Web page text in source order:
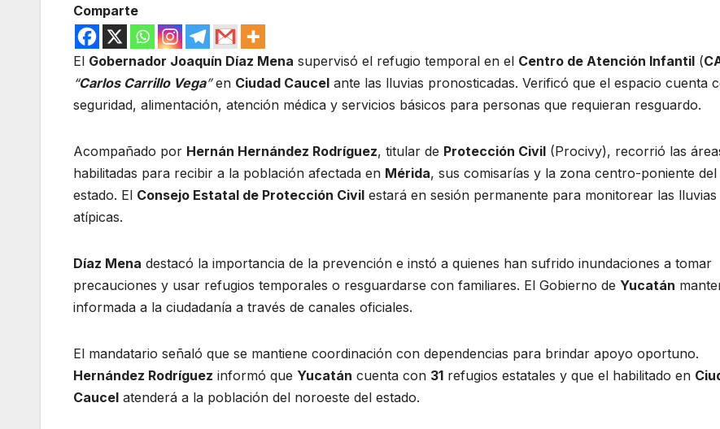
Comparte
El Gobernador Joaquín Díaz Mena supervisó el refugio temporal en el Centro de Atención Infantil (
“Carlos Carrillo Vega”en Ciudad Caucel ante las lluvias pronosticadas. Verificó que el espacio cuenta
seguridad, alimentación, atención médica y servicios básicos para personas que requieran resguardo.
Acompañado por Hernán Hernández Rodríguez, titular de Protección Civil (Procivy), recorrió las
habilitadas para recibir a la población afectada en Mérida, sus comisarías y la zona centro-poniente del
estado. El Consejo Estatal de Protección Civil estará en sesión permanente para monitorear las lluvias
atípicas.
Díaz Mena destacó la importancia de la prevención e instó a quienes han sufrido inundaciones a tomar
precauciones y usar refugios temporales o resguardarse con familiares. El Gobierno de Yucatán
informada a la ciudadanía a través de canales oficiales.
El mandatario señaló que se mantiene coordinación con dependencias para brindar apoyo oportuno.
Hernández Rodríguez informó que Yucatán cuenta con 31 refugios estatales y que el habilitado en
Caucel atenderá a la población del noroeste del estado.